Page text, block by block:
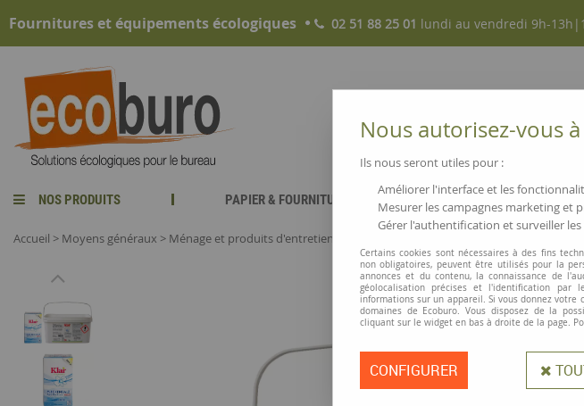
Fournitures et équipements écologiques 02 51 88 25 01 lundi au vendredi 9h-
NOS PRODUITS PAPIER & FOURNITURES NOUVEAUTÉS
Accueil > Moyens généraux > Ménage et produits d'entretien
Nous autorisez-vous
Ils nous seront utiles pour :
Améliorer l'interface et les
Mesurer les campagnes marketing et
Gérer l'authentification et surveiller
Certains cookies sont nécessaires à des fins
non obligatoires, peuvent être utilisés pour la
annonces et du contenu, la connaissance de
géolocalisation précises et l'identification par
informations sur un appareil. Si vous donnez votre
domaines de Ecoburo. Vous disposez de la
cliquant sur le widget en bas à droite de la page.
CONFIGURER